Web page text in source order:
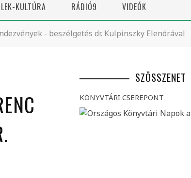
KULTÚRA RÁDIÓ9 VIDEÓK
- beszélgetés dr. Kulpinszky Elenórával
SZÖSSZENET
KÖNYVTÁRI CSEREPONT